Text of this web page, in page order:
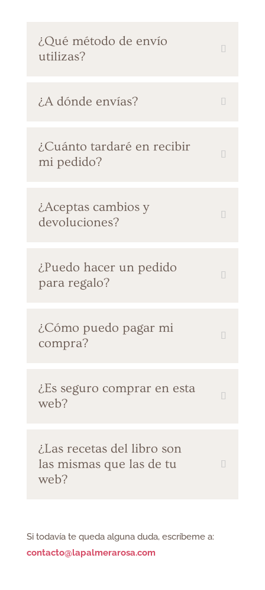
¿Qué método de envío
utilizas?
¿A dónde envías?
¿Cuánto tardaré en recibir
mi pedido?
¿Aceptas cambios y
devoluciones?
¿Puedo hacer un pedido
para regalo?
¿Cómo puedo pagar mi
compra?
¿Es seguro comprar en esta
web?
¿Las recetas del libro son
las mismas que las de tu
web?
Si todavía te queda alguna duda, escríbeme a:
contacto@lapalmerarosa.com